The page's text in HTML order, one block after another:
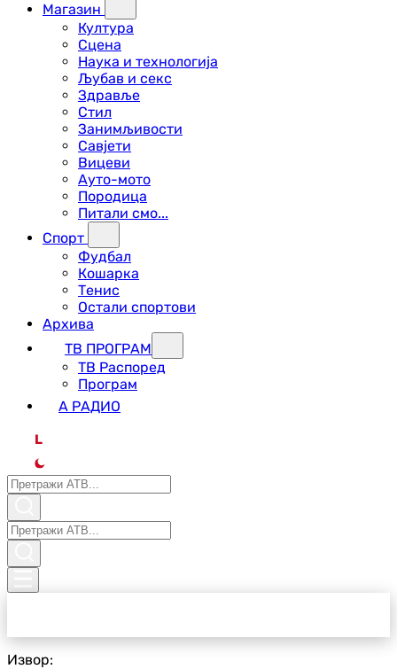
Магазин
Култура
Сцена
Наука и технологија
Љубав и секс
Здравље
Стил
Занимљивости
Савјети
Вицеви
Ауто-мото
Породица
Питали смо...
Спорт
Фудбал
Кошарка
Тенис
Остали спортови
Архива
ТВ ПРОГРАМ
ТВ Распоред
Програм
А РАДИО
L
Извор: